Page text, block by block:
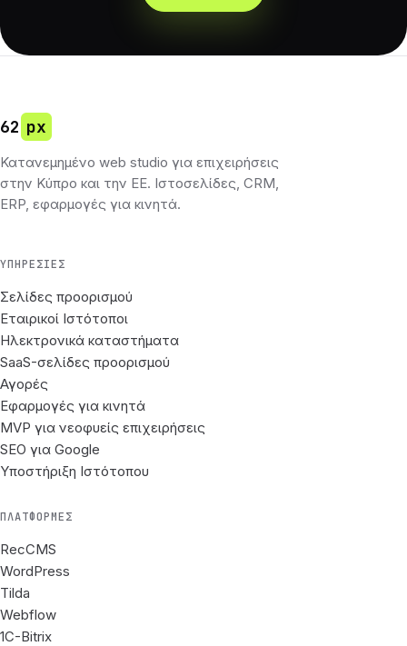
62 px
Κατανεμημένο web studio για επιχειρήσεις
στην Κύπρο και την ΕΕ. Ιστοσελίδες, CRM,
ERP, εφαρμογές για κινητά.
ΥΠΗΡΕΣΊΕΣ
Σελίδες προορισμού
Εταιρικοί Ιστότοποι
Ηλεκτρονικά καταστήματα
SaaS-σελίδες προορισμού
Αγορές
Εφαρμογές για κινητά
MVP για νεοφυείς επιχειρήσεις
SEO για Google
Υποστήριξη Ιστότοπου
ΠΛΑΤΦΌΡΜΕΣ
RecCMS
WordPress
Tilda
Webflow
1C-Bitrix